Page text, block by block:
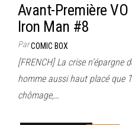
Avant-Première
Iron Man #8
ParCOMIC BOX
[FRENCH] La crise n’épargne
homme aussi haut placé que
chômage,…